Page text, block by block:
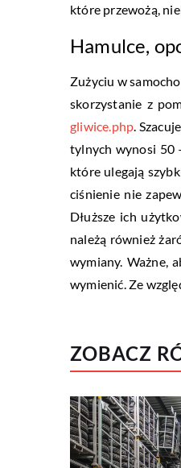
które przewożą,
Hamulce,
Zużyciu w
skorzystanie z
gliwice.php.
tylnych wynosi 50
które ulegają
ciśnienie nie
Dłuższe ich
należą również
wymiany. Ważne,
wymienić. Ze
ZOBACZ